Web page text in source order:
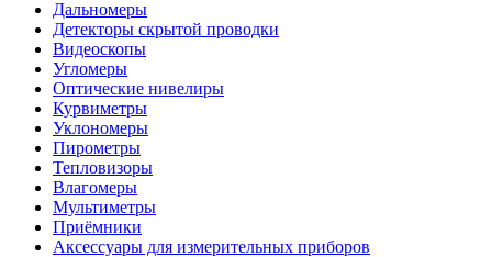
Дальномеры
Детекторы скрытой проводки
Видеоскопы
Угломеры
Оптические нивелиры
Курвиметры
Уклономеры
Пирометры
Тепловизоры
Влагомеры
Мультиметры
Приёмники
Аксессуары для измерительных приборов